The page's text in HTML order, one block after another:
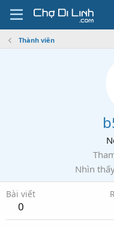
Thành viên
Nhìn
Bài viết
0